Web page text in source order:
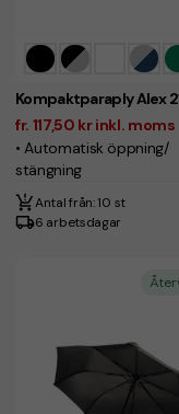
Kompaktparaply Alex
fr. 117,50 kr inkl. moms
• Automatisk öppning/
stängning
Antal från: 10 st
6 arbetsdagar